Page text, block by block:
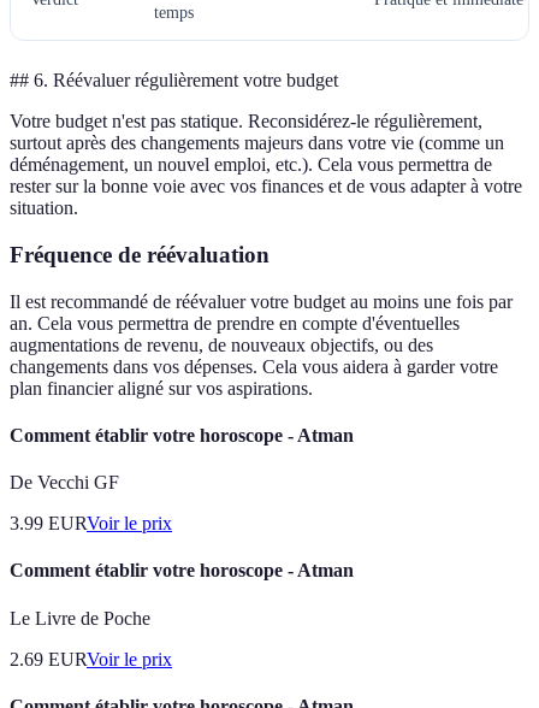
temps
## 6. Réévaluer régulièrement votre budget
Votre budget n'est pas statique. Reconsidérez-le régulièrement,
surtout après des changements majeurs dans votre vie (comme un
déménagement, un nouvel emploi, etc.). Cela vous permettra de
rester sur la bonne voie avec vos finances et de vous adapter à votre
situation.
Fréquence de réévaluation
Il est recommandé de réévaluer votre budget au moins une fois par
an. Cela vous permettra de prendre en compte d'éventuelles
augmentations de revenu, de nouveaux objectifs, ou des
changements dans vos dépenses. Cela vous aidera à garder votre
plan financier aligné sur vos aspirations.
Comment établir votre horoscope - Atman
De Vecchi GF
3.99 EURVoir le prix
Comment établir votre horoscope - Atman
Le Livre de Poche
2.69 EURVoir le prix